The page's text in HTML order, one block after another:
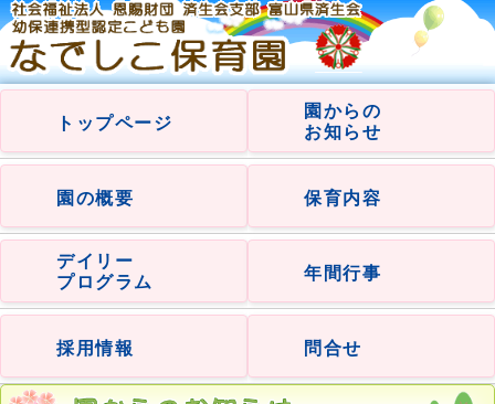
トップページ
園からの
お知らせ
園の概要 保育内容
デイリー
プログラム
年間行事
採用情報 問合せ